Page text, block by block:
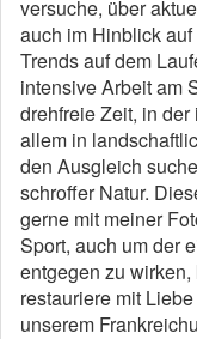
versuche, über
auch im Hinblick
Trends auf dem
intensive Arbeit am
drehfreie Zeit, in
allem in
den Ausgleich
schroffer Natur.
gerne mit meiner
Sport, auch um der
entgegen zu
restauriere mit
unserem